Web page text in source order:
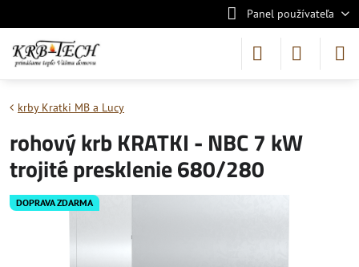
Panel používateľa
DOPRAVA ZDARMA
krby Kratki MB a Lucy
rohový krb KRATKI - NBC 7 kW
trojité presklenie 680/280